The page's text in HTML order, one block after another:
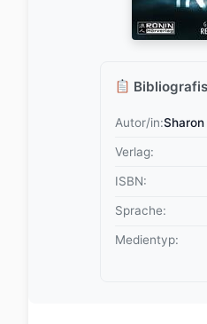
Autor/in:
Verlag:
ISBN:
Sprache:
Medientyp: